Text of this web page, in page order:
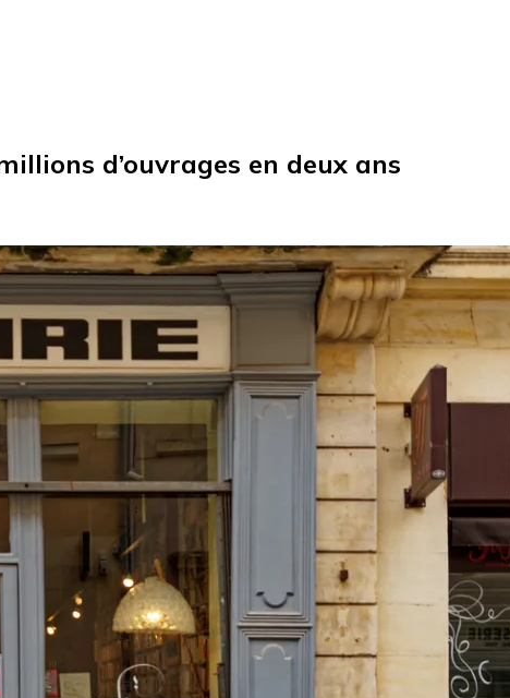
d’ouvrages en deux ans